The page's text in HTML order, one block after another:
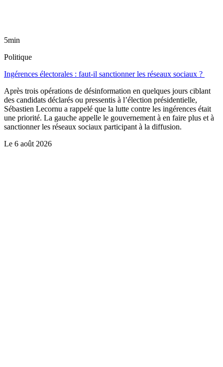
5min
Politique
Ingérences électorales : faut-il sanctionner les réseaux sociaux ?
Après trois opérations de désinformation en quelques jours ciblant
des candidats déclarés ou pressentis à l’élection présidentielle,
Sébastien Lecornu a rappelé que la lutte contre les ingérences était
une priorité. La gauche appelle le gouvernement à en faire plus et à
sanctionner les réseaux sociaux participant à la diffusion.
Le 6 août 2026